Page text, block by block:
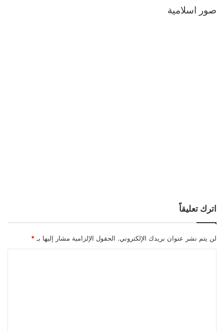
صور اسلامية
اترك تعليقاً
لن يتم نشر عنوان بريدك الإلكتروني. الحقول الإلزامية مشار إليها بـ *